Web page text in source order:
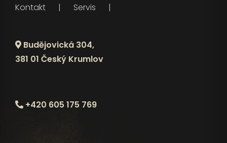
Kontakt
Servis
Budějovická 304,
381 01 Český Krumlov
+420 605 175 769